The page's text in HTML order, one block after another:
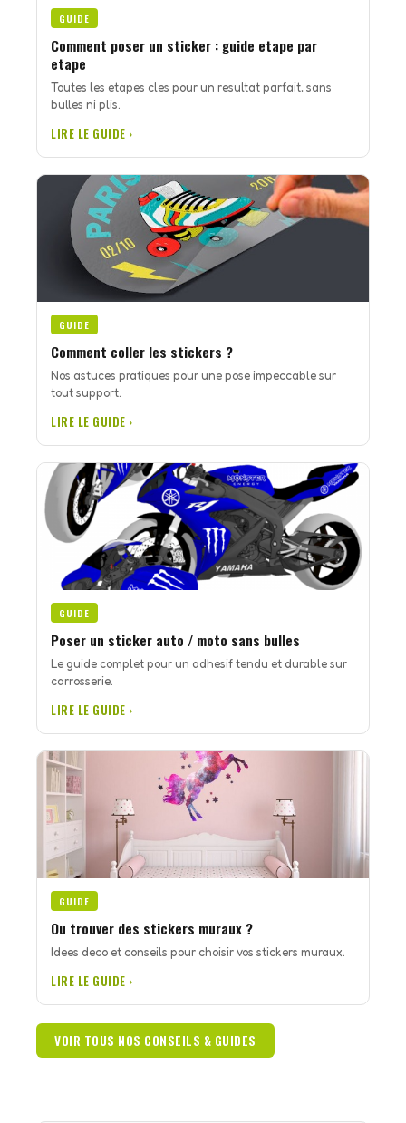
GUIDE
Comment poser un sticker : guide etape par
etape
Toutes les etapes cles pour un resultat parfait, sans
bulles ni plis.
LIRE LE GUIDE ›
GUIDE
Comment coller les stickers ?
Nos astuces pratiques pour une pose impeccable sur
tout support.
LIRE LE GUIDE ›
GUIDE
Poser un sticker auto / moto sans bulles
Le guide complet pour un adhesif tendu et durable sur
carrosserie.
LIRE LE GUIDE ›
GUIDE
Ou trouver des stickers muraux ?
Idees deco et conseils pour choisir vos stickers muraux.
LIRE LE GUIDE ›
VOIR TOUS NOS CONSEILS & GUIDES